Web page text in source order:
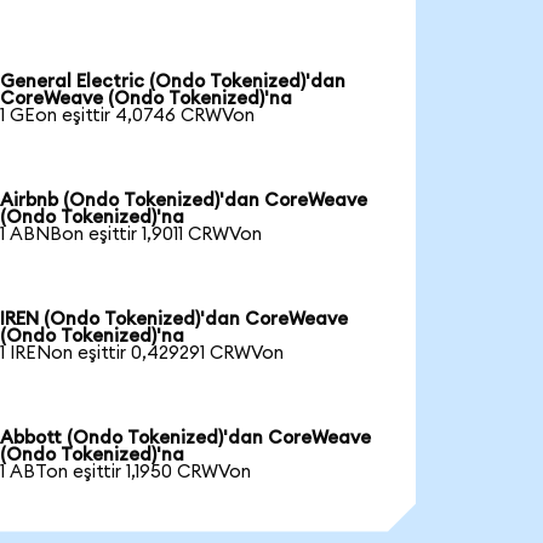
General Electric (Ondo Tokenized)'dan
CoreWeave (Ondo Tokenized)'na
1 GEon eşittir 4,0746 CRWVon
Airbnb (Ondo Tokenized)'dan CoreWeave
(Ondo Tokenized)'na
1 ABNBon eşittir 1,9011 CRWVon
IREN (Ondo Tokenized)'dan CoreWeave
(Ondo Tokenized)'na
1 IRENon eşittir 0,429291 CRWVon
Abbott (Ondo Tokenized)'dan CoreWeave
(Ondo Tokenized)'na
1 ABTon eşittir 1,1950 CRWVon